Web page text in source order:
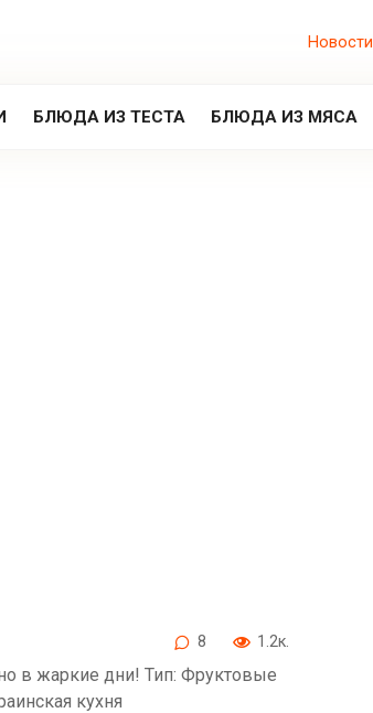
Новости
БЛЮДА ИЗ ТЕСТА БЛЮДА ИЗ МЯСА
8 1.2к.
в жаркие дни! Тип: Фруктовые
кухня